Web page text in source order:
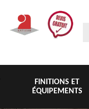
FINITIONS ET
ÉQUIPEMENTS